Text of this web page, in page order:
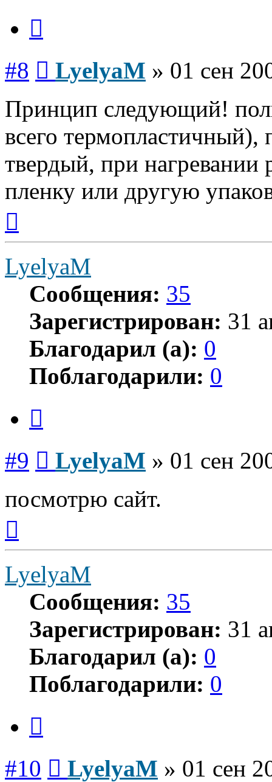
#8 LyelyaM » 01 сен
Принцип следующий!
всего термопластичный),
твердый, при нагревании
пленку или другую
началу
LyelyaM
Сообщения: 35
Зарегистрирован: 31
Благодарил (а): 0
Поблагодарили: 0
#9 LyelyaM » 01 сен
посмотрю сайт.
началу
LyelyaM
Сообщения: 35
Зарегистрирован: 31
Благодарил (а): 0
Поблагодарили: 0
#10 LyelyaM » 01 сен